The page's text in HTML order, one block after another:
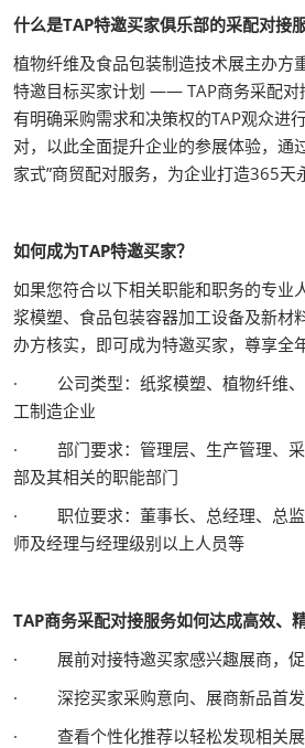
什么是TAP特邀买家俱乐部的采配对接
植物纤维及食品包装制造技术展主办方
特邀目标买家计划 —— TAP商务采配对
有明确采购需求和决策权的TAP观众进
对，以此全面提升企业的参展体验，通
家式”商贸配对服务，为企业打造365天
如何成为TAP特邀买家？
如果您符合以下相关职能和职务的专业
浆模塑、食品包装容器加工设备及新材
办方核实，即可成为特邀买家，尊享全
· 公司类型：纸浆模塑、植物纤维、
工制造企业
· 部门要求：管理层、生产管理、采
部及其相关的职能部门
· 职位要求：董事长、总经理、总监
师及经理与经理级别以上人员等
TAP商务采配对接服务如何达成高效、
· 展前对接特邀买家感兴趣展商，促
· 深挖买家采购意向、展商新品首发
· 查看个性化推荐以轻松发现相关展